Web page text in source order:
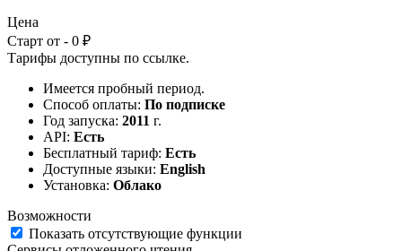
Цена
Старт от - 0 ₽
Тарифы доступны по ссылке.
Имеется пробный период.
Способ оплаты: По подписке
Год запуска: 2011 г.
API: Есть
Бесплатный тариф: Есть
Доступные языки: English
Установка: Облако
Возможности
Показать отсутствующие функции